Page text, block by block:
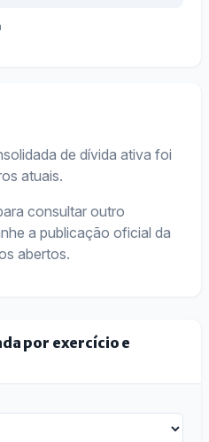
de dívida ativa foi
atuais.
consultar outro
a publicação oficial da
abertos.
por exercício e